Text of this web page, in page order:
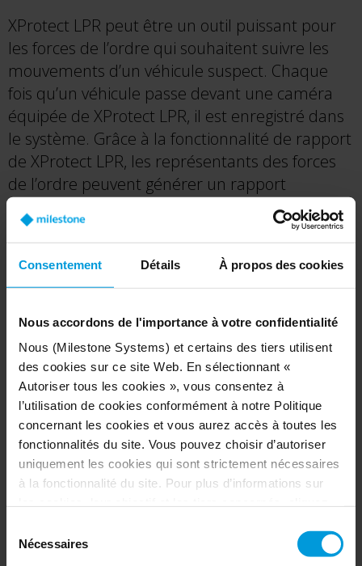
Consentement Détails À propos des cookies
Nous accordons de l'importance à votre confidentialité
Nous (Milestone Systems) et certains des tiers utilisent
des cookies sur ce site Web. En sélectionnant «
Autoriser tous les cookies », vous consentez à
l’utilisation de cookies conformément à notre Politique
concernant les cookies et vous aurez accès à toutes les
fonctionnalités du site. Vous pouvez choisir d’autoriser
uniquement les cookies qui sont strictement nécessaires
à la fonctionnalité du site. Pour plus d’informations sur
Concernant les cookies, votre consentement s’applique
milestonesys.com et aux sous-
Nécessaires
XProtect LPR peut être un outil puissant pour
les forces de l’ordre qui souhaitent suivre les
mouvements d’un véhicule suspect. Chaque
fois qu’un véhicule passe devant une caméra
équipée de XProtect LPR, il est enregistré dans
le système. Grâce à la fonctionnalité de rapport
de XProtect LPR, les représentants des forces
de l’ordre peuvent générer un rapport
montrant tous les déplacements d’un véhicule
en particulier dans un délai spécifié. Le rapport
inclut une vignette vidéo du véhicule reconnu,
un gros plan de la plaque minéralogique et les